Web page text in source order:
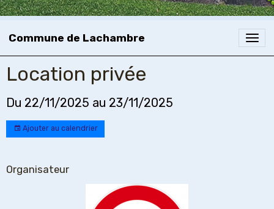
Commune de Lachambre
Location privée
Du 22/11/2025 au 23/11/2025
Ajouter au calendrier
Organisateur